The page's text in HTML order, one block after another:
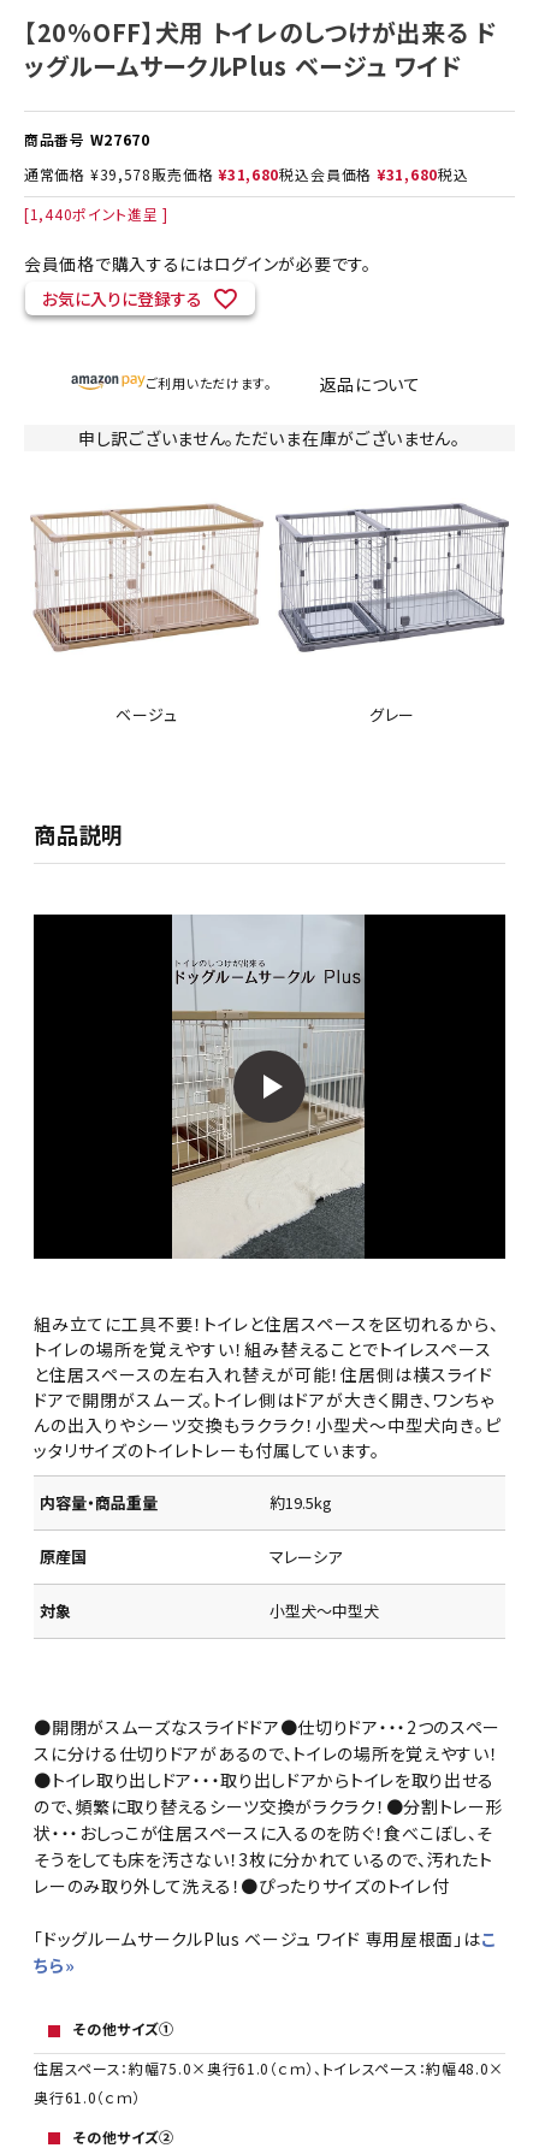
【20%OFF】犬用 トイレのしつけが出来る ド
ッグルームサークルPlus ベージュ ワイド
商品番号 W27670
通常価格 ¥39,578販売価格 ¥31,680税込会員価格 ¥31,680税込
[1,440ポイント進呈 ]
会員価格で購入するにはログインが必要です。
お気に入りに登録する
ご利用いただけます。 返品について
申し訳ございません。ただいま在庫がございません。
ベージュ グレー
商品説明
組み立てに工具不要！トイレと住居スペースを区切れるから、
トイレの場所を覚えやすい！組み替えることでトイレスペース
と住居スペースの左右入れ替えが可能！住居側は横スライド
ドアで開閉がスムーズ。トイレ側はドアが大きく開き、ワンちゃ
んの出入りやシーツ交換もラクラク！小型犬～中型犬向き。ピ
ッタリサイズのトイレトレーも付属しています。
内容量・商品重量 約19.5kg
原産国 マレーシア
対象 小型犬～中型犬
●開閉がスムーズなスライドドア●仕切りドア・・・2つのスペー
スに分ける仕切りドアがあるので、トイレの場所を覚えやすい！
●トイレ取り出しドア・・・取り出しドアからトイレを取り出せる
ので、頻繁に取り替えるシーツ交換がラクラク！●分割トレー形
状・・・おしっこが住居スペースに入るのを防ぐ！食べこぼし、そ
そうをしても床を汚さない！3枚に分かれているので、汚れたト
レーのみ取り外して洗える！●ぴったりサイズのトイレ付
「ドッグルームサークルPlus ベージュ ワイド 専用屋根面」はこ
ちら»
その他サイズ①
住居スペース：約幅75.0×奥行61.0（ｃｍ）、トイレスペース：約幅48.0×
奥行61.0（ｃｍ）
その他サイズ②